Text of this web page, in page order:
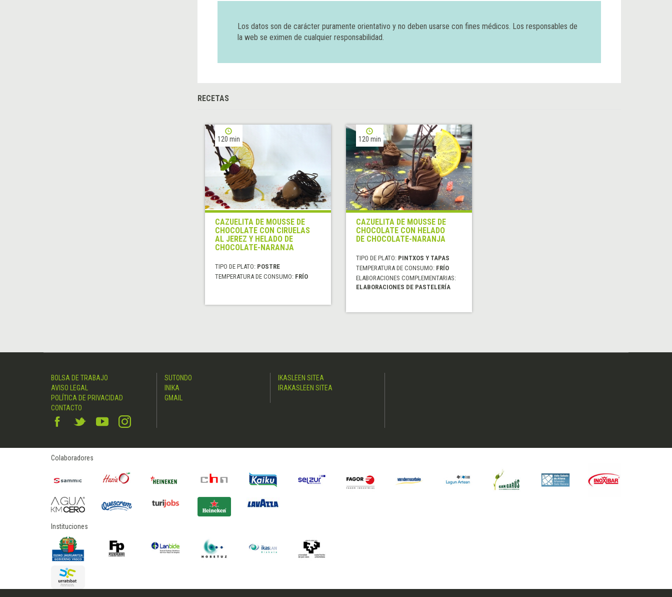
Los datos son de carácter puramente orientativo y no deben usarse con fines médicos. Los responsables de
la web se eximen de cualquier responsabilidad.
RECETAS
120 min
CAZUELITA DE MOUSSE DE
CHOCOLATE CON CIRUELAS
AL JEREZ Y HELADO DE
CHOCOLATE-NARANJA
TIPO DE PLATO: POSTRE
TEMPERATURA DE CONSUMO: FRÍO
120 min
CAZUELITA DE MOUSSE DE
CHOCOLATE CON HELADO
DE CHOCOLATE-NARANJA
TIPO DE PLATO: PINTXOS Y TAPAS
TEMPERATURA DE CONSUMO: FRÍO
ELABORACIONES COMPLEMENTARIAS:
ELABORACIONES DE PASTELERÍA
BOLSA DE TRABAJO
AVISO LEGAL
POLÍTICA DE PRIVACIDAD
CONTACTO
SUTONDO
INIKA
GMAIL
IKASLEEN SITEA
IRAKASLEEN SITEA
Colaboradores
Instituciones